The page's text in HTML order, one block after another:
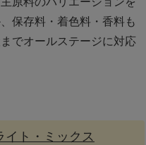
保存料・着色料・香料も
でオールステージに対応
イト・ミックス